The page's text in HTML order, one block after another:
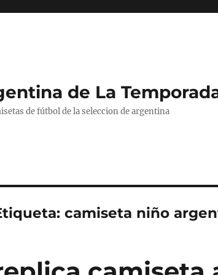
de La
de fútbol de la seleccion de argentina
camiseta niño